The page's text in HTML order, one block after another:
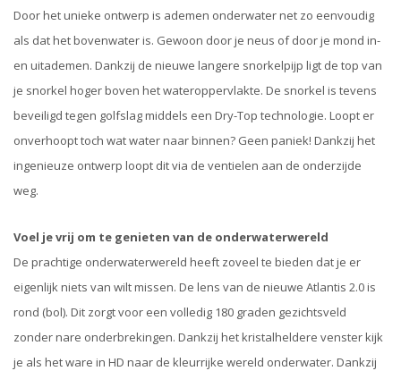
Door het unieke ontwerp is ademen onderwater net zo eenvoudig
als dat het bovenwater is. Gewoon door je neus of door je mond in-
en uitademen. Dankzij de nieuwe langere snorkelpijp ligt de top van
je snorkel hoger boven het wateroppervlakte. De snorkel is tevens
beveiligd tegen golfslag middels een Dry-Top technologie. Loopt er
onverhoopt toch wat water naar binnen? Geen paniek! Dankzij het
ingenieuze ontwerp loopt dit via de ventielen aan de onderzijde
weg.
Voel je vrij om te genieten van de onderwaterwereld
De prachtige onderwaterwereld heeft zoveel te bieden dat je er
eigenlijk niets van wilt missen. De lens van de nieuwe Atlantis 2.0 is
rond (bol). Dit zorgt voor een volledig 180 graden gezichtsveld
zonder nare onderbrekingen. Dankzij het kristalheldere venster kijk
je als het ware in HD naar de kleurrijke wereld onderwater. Dankzij